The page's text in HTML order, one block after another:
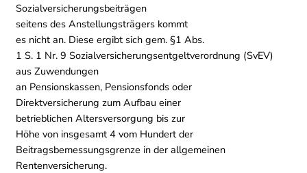
Sozialversicherungsbeiträgen
seitens des Anstellungsträgers kommt
es nicht an. Diese ergibt sich gem. §1 Abs.
1 S. 1 Nr. 9 Sozialversicherungsentgeltverordnung (SvEV)
aus Zuwendungen
an Pensionskassen, Pensionsfonds oder
Direktversicherung zum Aufbau einer
betrieblichen Altersversorgung bis zur
Höhe von insgesamt 4 vom Hundert der
Beitragsbemessungsgrenze in der allgemeinen
Rentenversicherung.